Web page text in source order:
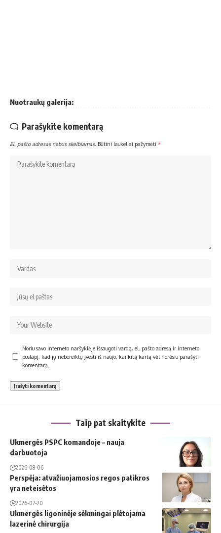
Nuotraukų galerija:
Parašykite komentarą
El. pašto adresas nebus skelbiamas. Būtini laukeliai pažymėti *
Noriu savo interneto naršyklėje išsaugoti vardą, el. pašto adresą ir interneto
puslapį, kad jų nebereiktų įvesti iš naujo, kai kitą kartą vėl norėsiu parašyti
komentarą.
Taip pat skaitykite
Ukmergės PSPC komandoje – nauja
darbuotoja
2026-08-06
Perspėja: atvažiuojamosios regos patikros
yra neteisėtos
2026-07-20
Ukmergės ligoninėje sėkmingai plėtojama
lazerinė chirurgija